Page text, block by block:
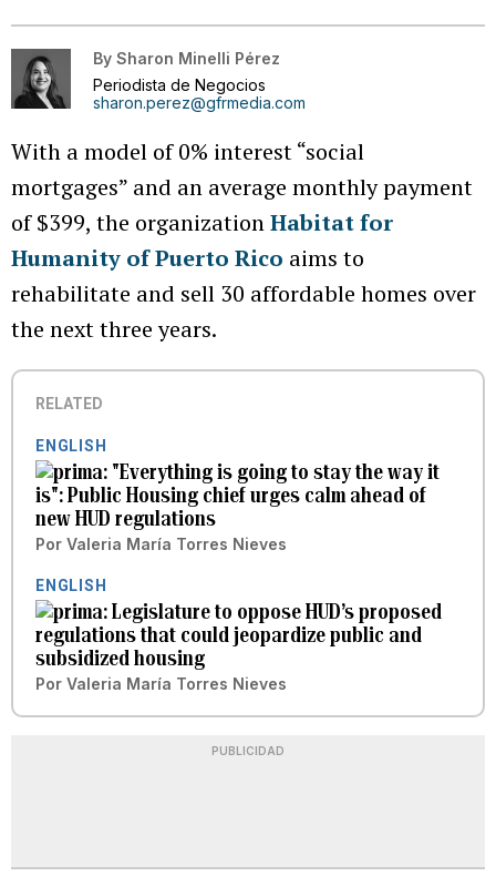
By Sharon Minelli Pérez
Periodista de Negocios
sharon.perez@gfrmedia.com
With a model of 0% interest “social
mortgages” and an average monthly payment
of $399, the organizationHabitat for
Humanity of Puerto Rico aims to
rehabilitate and sell 30 affordable homes over
the next three years.
RELATED
ENGLISH
"Everything is going to stay the way it
is": Public Housing chief urges calm ahead of
new HUD regulations
Por Valeria María Torres Nieves
ENGLISH
Legislature to oppose HUD’s proposed
regulations that could jeopardize public and
subsidized housing
Por Valeria María Torres Nieves
PUBLICIDAD